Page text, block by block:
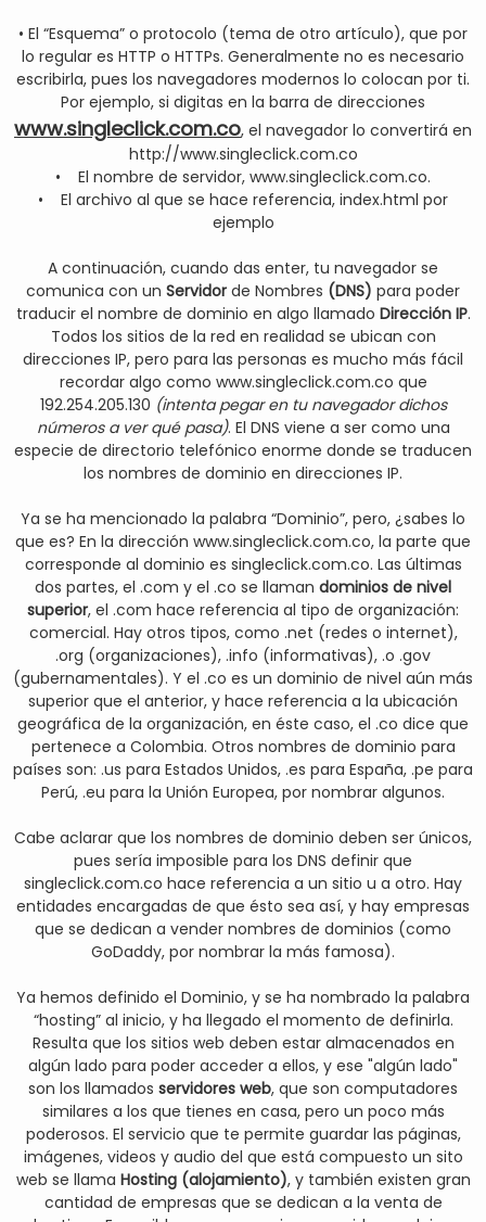
• El “Esquema” o protocolo (tema de otro artículo), que por
lo regular es HTTP o HTTPs. Generalmente no es necesario
escribirla, pues los navegadores modernos lo colocan por ti.
Por ejemplo, si digitas en la barra de direcciones
www.singleclick.com.co, el navegador lo convertirá en
http://www.singleclick.com.co
• El nombre de servidor, www.singleclick.com.co.
• El archivo al que se hace referencia, index.html por
ejemplo
A continuación, cuando das enter, tu navegador se
comunica con un Servidor de Nombres (DNS) para poder
traducir el nombre de dominio en algo llamado Dirección IP.
Todos los sitios de la red en realidad se ubican con
direcciones IP, pero para las personas es mucho más fácil
recordar algo como www.singleclick.com.co que
192.254.205.130 (intenta pegar en tu navegador dichos
números a ver qué pasa). El DNS viene a ser como una
especie de directorio telefónico enorme donde se traducen
los nombres de dominio en direcciones IP.
Ya se ha mencionado la palabra “Dominio”, pero, ¿sabes lo
que es? En la dirección www.singleclick.com.co, la parte que
corresponde al dominio es singleclick.com.co. Las últimas
dos partes, el .com y el .co se llaman dominios de nivel
superior, el .com hace referencia al tipo de organización:
comercial. Hay otros tipos, como .net (redes o internet),
.org (organizaciones), .info (informativas), .o .gov
(gubernamentales). Y el .co es un dominio de nivel aún más
superior que el anterior, y hace referencia a la ubicación
geográfica de la organización, en éste caso, el .co dice que
pertenece a Colombia. Otros nombres de dominio para
países son: .us para Estados Unidos, .es para España, .pe para
Perú, .eu para la Unión Europea, por nombrar algunos.
Cabe aclarar que los nombres de dominio deben ser únicos,
pues sería imposible para los DNS definir que
singleclick.com.co hace referencia a un sitio u a otro. Hay
entidades encargadas de que ésto sea así, y hay empresas
que se dedican a vender nombres de dominios (como
GoDaddy, por nombrar la más famosa).
Ya hemos definido el Dominio, y se ha nombrado la palabra
“hosting” al inicio, y ha llegado el momento de definirla.
Resulta que los sitios web deben estar almacenados en
algún lado para poder acceder a ellos, y ese "algún lado"
son los llamados servidores web, que son computadores
similares a los que tienes en casa, pero un poco más
poderosos. El servicio que te permite guardar las páginas,
imágenes, videos y audio del que está compuesto un sito
web se llama Hosting (alojamiento), y también existen gran
cantidad de empresas que se dedican a la venta de